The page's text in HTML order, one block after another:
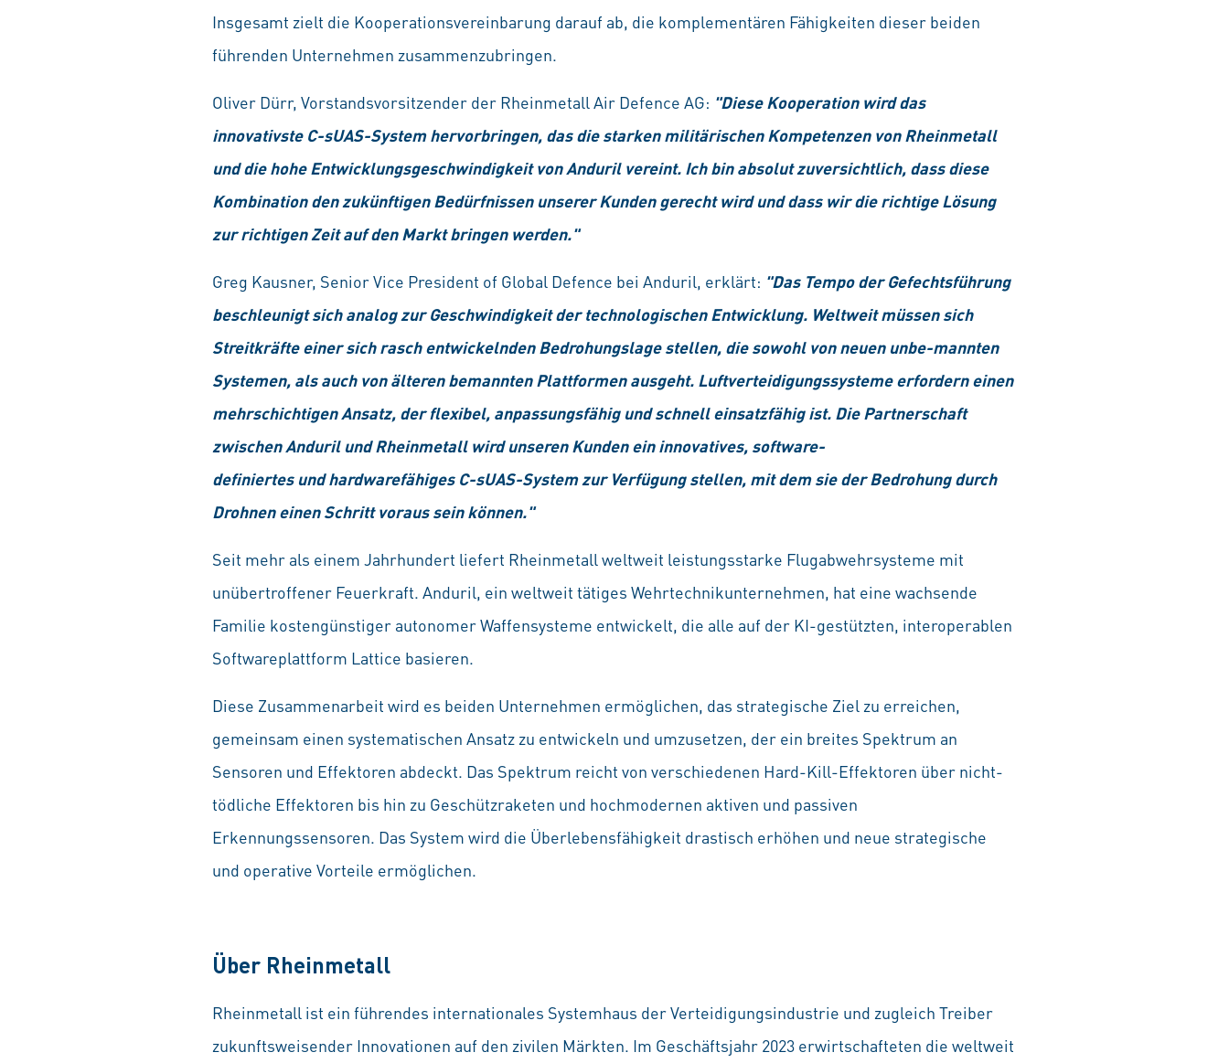
Insgesamt zielt die Kooperationsvereinbarung darauf ab, die komplementären Fähigkeiten dieser beiden
führenden Unternehmen zusammenzubringen.
Oliver Dürr, Vorstandsvorsitzender der Rheinmetall Air Defence AG: "Diese Kooperation wird das
innovativste C-sUAS-System hervorbringen, das die starken militärischen Kompetenzen von Rheinmetall
und die hohe Entwicklungsgeschwindigkeit von Anduril vereint. Ich bin absolut zuversichtlich, dass diese
Kombination den zukünftigen Bedürfnissen unserer Kunden gerecht wird und dass wir die richtige Lösung
zur richtigen Zeit auf den Markt bringen werden."
Greg Kausner, Senior Vice President of Global Defence bei Anduril, erklärt: "Das Tempo der Gefechtsführung
beschleunigt sich analog zur Geschwindigkeit der technologischen Entwicklung. Weltweit müssen sich
Streitkräfte einer sich rasch entwickelnden Bedrohungslage stellen, die sowohl von neuen unbe-mannten
Systemen, als auch von älteren bemannten Plattformen ausgeht. Luftverteidigungssysteme erfordern einen
mehrschichtigen Ansatz, der flexibel, anpassungsfähig und schnell einsatzfähig ist. Die Partnerschaft
zwischen Anduril und Rheinmetall wird unseren Kunden ein innovatives, software-
definiertes und hardwarefähiges C-sUAS-System zur Verfügung stellen, mit dem sie der Bedrohung durch
Drohnen einen Schritt voraus sein können."
Seit mehr als einem Jahrhundert liefert Rheinmetall weltweit leistungsstarke Flugabwehrsysteme mit
unübertroffener Feuerkraft. Anduril, ein weltweit tätiges Wehrtechnikunternehmen, hat eine wachsende
Familie kostengünstiger autonomer Waffensysteme entwickelt, die alle auf der KI-gestützten, interoperablen
Softwareplattform Lattice basieren.
Diese Zusammenarbeit wird es beiden Unternehmen ermöglichen, das strategische Ziel zu erreichen,
gemeinsam einen systematischen Ansatz zu entwickeln und umzusetzen, der ein breites Spektrum an
Sensoren und Effektoren abdeckt. Das Spektrum reicht von verschiedenen Hard-Kill-Effektoren über nicht-
tödliche Effektoren bis hin zu Geschützraketen und hochmodernen aktiven und passiven
Erkennungssensoren. Das System wird die Überlebensfähigkeit drastisch erhöhen und neue strategische
und operative Vorteile ermöglichen.
Über Rheinmetall
Rheinmetall ist ein führendes internationales Systemhaus der Verteidigungsindustrie und zugleich Treiber
zukunftsweisender Innovationen auf den zivilen Märkten. Im Geschäftsjahr 2023 erwirtschafteten die weltweit